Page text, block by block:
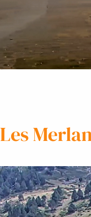
Les